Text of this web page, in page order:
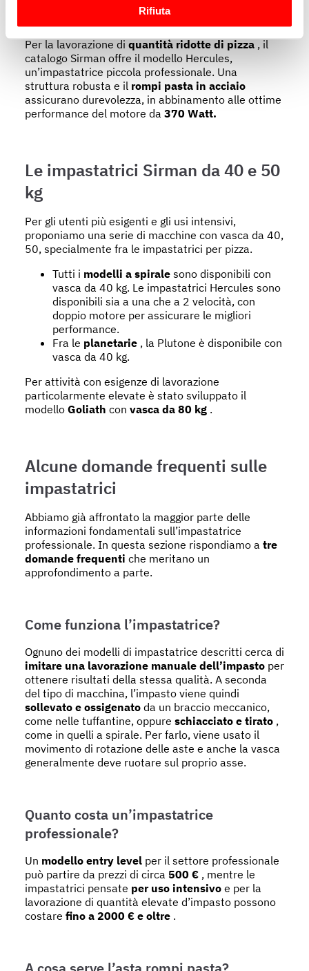
Identificare il tuo dispositivo, scansionandolo
attivamente alla ricerca di caratteristiche specifiche
(impronte digitali).
Approfondisci come vengono elaborati i tuoi dati personali
e imposta le tue preferenze nellasezione dettagli. Puoi
modificare o ritirare il tuo consenso in qualsiasi momento
Utilizziamo i cookie per garantire che l’utente possa
usufruire del servizio richiesto, per personalizzare
contenuti ed annunci, per fornire funzionalità dei social
inoltre informazioni sul modo in cui l’utente utilizza il
nostro sito con i nostri partner che si occupano di analisi
combinarle con altre informazioni che ha fornito loro o
che hanno raccolto dal suo utilizzo dei loro servizi.
Rifiuta
Per la lavorazione diquantità ridotte di pizza, il
catalogo Sirman offre il modello Hercules,
un’impastatrice piccola professionale. Una
struttura robusta e il rompi pasta in acciaio
assicurano durevolezza, in abbinamento alle ottime
performance del motore da 370 Watt.
Le impastatrici Sirman da 40 e 50
kg
Per gli utenti più esigenti e gli usi intensivi,
proponiamo una serie di macchine con vasca da 40,
50, specialmente fra le impastatrici per pizza.
Tutti i modelli a spirale sono disponibili con
vasca da 40 kg. Le impastatrici Hercules sono
disponibili sia a una che a 2 velocità, con
doppio motore per assicurare le migliori
performance.
Fra le planetarie , la Plutone è disponibile con
vasca da 40 kg.
Per attività con esigenze di lavorazione
particolarmente elevate è stato sviluppato il
modello Goliath con vasca da 80 kg .
Alcune domande frequenti sulle
impastatrici
Abbiamo già affrontato la maggior parte delle
informazioni fondamentali sull’impastatrice
professionale. In questa sezione rispondiamo a tre
domande frequenti che meritano un
approfondimento a parte.
Come funziona l’impastatrice?
Ognuno dei modelli di impastatrice descritti cerca di
imitare una lavorazione manuale dell’impasto per
ottenere risultati della stessa qualità. A seconda
del tipo di macchina, l’impasto viene quindi
sollevato e ossigenato da un braccio meccanico,
come nelle tuffantine, oppure schiacciato e tirato ,
come in quelli a spirale. Per farlo, viene usato il
movimento di rotazione delle aste e anche la vasca
generalmente deve ruotare sul proprio asse.
Quanto costa un’impastatrice
professionale?
Un modello entry level per il settore professionale
può partire da prezzi di circa 500 € , mentre le
impastatrici pensate per uso intensivo e per la
lavorazione di quantità elevate d’impasto possono
costare fino a 2000 € e oltre .